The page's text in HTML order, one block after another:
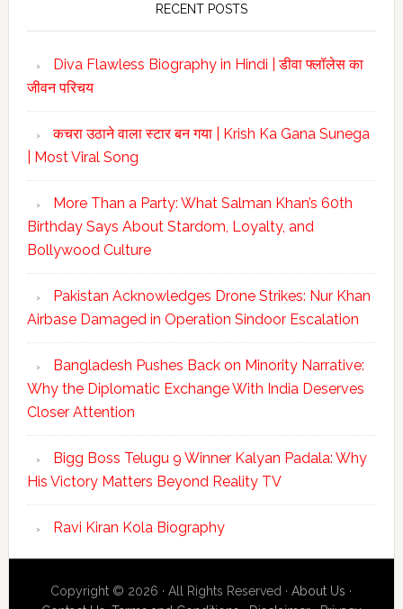
RECENT POSTS
Diva Flawless Biography in Hindi | डीवा फ्लॉलेस का
जीवन परिचय
कचरा उठाने वाला स्टार बन गया | Krish Ka Gana Sunega
| Most Viral Song
More Than a Party: What Salman Khan’s 60th
Birthday Says About Stardom, Loyalty, and
Bollywood Culture
Pakistan Acknowledges Drone Strikes: Nur Khan
Airbase Damaged in Operation Sindoor Escalation
Bangladesh Pushes Back on Minority Narrative:
Why the Diplomatic Exchange With India Deserves
Closer Attention
Bigg Boss Telugu 9 Winner Kalyan Padala: Why
His Victory Matters Beyond Reality TV
Ravi Kiran Kola Biography
Copyright © 2026 · All Rights Reserved ·About Us ·